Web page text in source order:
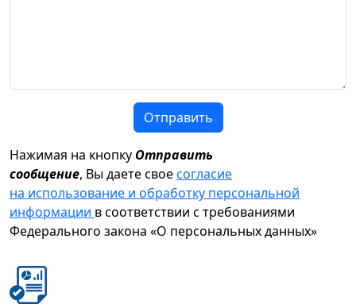
Отправить
Нажимая на кнопку Отправить
сообщение, Вы даете своесогласие
на использование и обработку персональной
информации в соответствии с требованиями
Федерального закона «О персональных данных»